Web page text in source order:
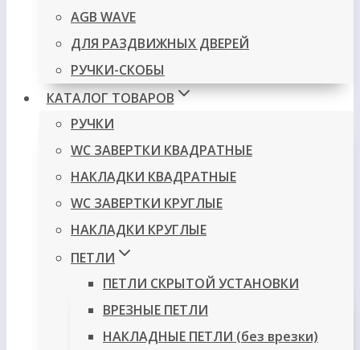
AGB WAVE
ДЛЯ РАЗДВИЖНЫХ ДВЕРЕЙ
РУЧКИ-СКОБЫ
КАТАЛОГ ТОВАРОВ
РУЧКИ
WC ЗАВЕРТКИ КВАДРАТНЫЕ
НАКЛАДКИ КВАДРАТНЫЕ
WC ЗАВЕРТКИ КРУГЛЫЕ
НАКЛАДКИ КРУГЛЫЕ
ПЕТЛИ
ПЕТЛИ СКРЫТОЙ УСТАНОВКИ
ВРЕЗНЫЕ ПЕТЛИ
НАКЛАДНЫЕ ПЕТЛИ (без врезки)